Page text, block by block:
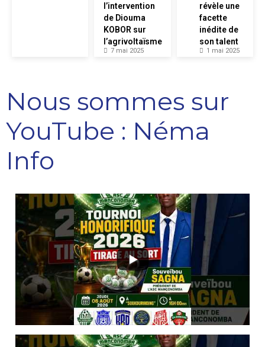
l’intervention
de Diouma
KOBOR sur
l’agrivoltaïsme
7 mai 2025
révèle une
facette
inédite de
son talent
1 mai 2025
Nous sommes sur
YouTube : Néma
Info